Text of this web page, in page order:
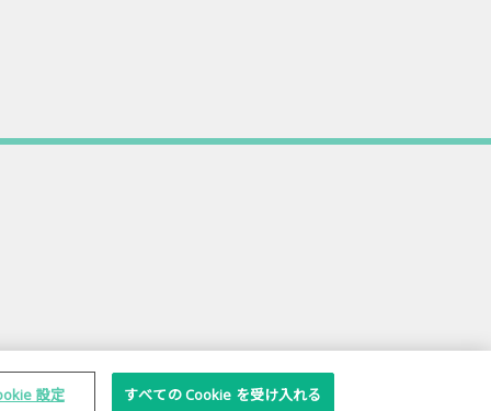
設定 すべての Cookie を受け入れる